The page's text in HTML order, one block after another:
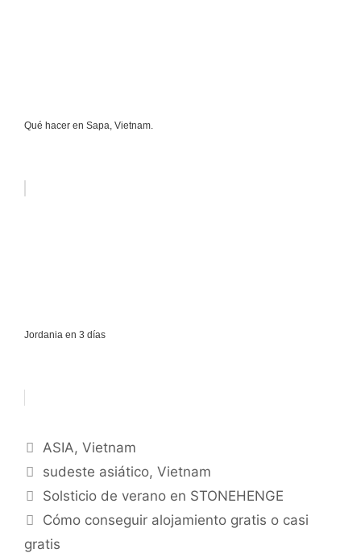
Qué hacer en Sapa, Vietnam.
Jordania en 3 días
Categorías
ASIA,Vietnam
Etiquetas
sudeste asiático,Vietnam
Solsticio de verano en STONEHENGE
Cómo conseguir alojamiento gratis o casi
gratis